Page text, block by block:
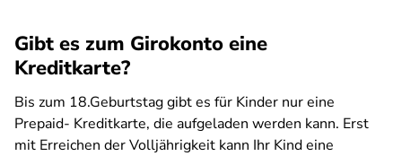
Gibt es zum Girokonto eine
Kreditkarte?
Bis zum 18.Geburtstag gibt es für Kinder nur eine
Prepaid- Kreditkarte, die aufgeladen werden kann. Erst
mit Erreichen der Volljährigkeit kann Ihr Kind eine